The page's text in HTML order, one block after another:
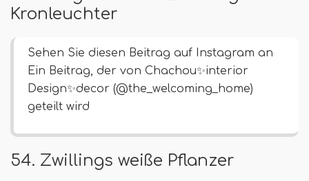
Kronleuchter
Sehen Sie diesen Beitrag auf Instagram an
Ein Beitrag, der von Chachou✨interior
Design✨decor (@the_welcoming_home)
geteilt wird
54. Zwillings weiße Pflanzer